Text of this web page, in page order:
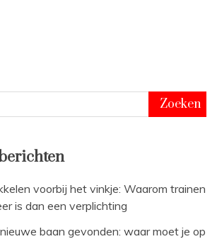
voorbij het vinkje: Waarom trainen
is dan een verplichting
baan gevonden: waar moet je op